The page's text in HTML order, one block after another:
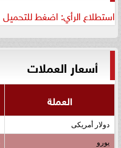
استطلاع الرأي: اضغط للتحميل
أسعار العملات
العملة
دولار أمريكى
يورو